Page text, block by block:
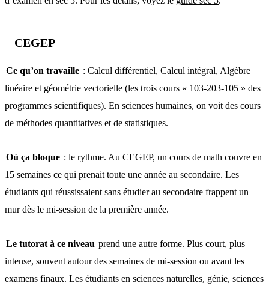
CEGEP
Ce qu’on travaille : Calcul différentiel, Calcul intégral, Algèbre
linéaire et géométrie vectorielle (les trois cours « 103-203-105 » des
programmes scientifiques). En sciences humaines, on voit des cours
de méthodes quantitatives et de statistiques.
Où ça bloque : le rythme. Au CEGEP, un cours de math couvre en
15 semaines ce qui prenait toute une année au secondaire. Les
étudiants qui réussissaient sans étudier au secondaire frappent un
mur dès le mi-session de la première année.
Le tutorat à ce niveau prend une autre forme. Plus court, plus
intense, souvent autour des semaines de mi-session ou avant les
examens finaux. Les étudiants en sciences naturelles, génie, sciences